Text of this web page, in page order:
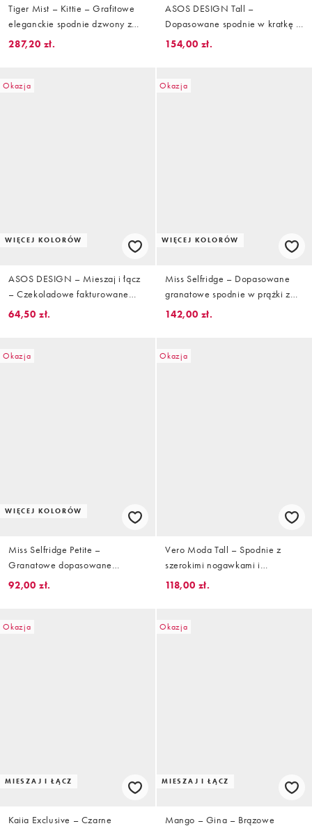
Tiger Mist – Kittie – Grafitowe
eleganckie spodnie dzwony z
wysokim stanem i guzikami,
287,20 zł.
ASOS DESIGN Tall –
Dopasowane spodnie w kratkę z
podwyższonym stanem i
154,00 zł.
Okazja
WIĘCEJ KOLORÓW
ASOS DESIGN – Mieszaj i łącz
– Czekoladowe fakturowane
spodnie z rozszerzanymi
64,50 zł.
Okazja
WIĘCEJ KOLORÓW
Miss Selfridge – Dopasowane
granatowe spodnie w prążki z
wysokim stanem
142,00 zł.
Okazja
WIĘCEJ KOLORÓW
Miss Selfridge Petite –
Granatowe dopasowane
spodnie z wysokim stanem w
92,00 zł.
Okazja
Vero Moda Tall – Spodnie z
szerokimi nogawkami i
podwyższonym stanem w
118,00 zł.
Okazja
MIESZAJ I ŁĄCZ
Kaiia Exclusive – Czarne
Okazja
MIESZAJ I ŁĄCZ
Mango – Gina – Brązowe